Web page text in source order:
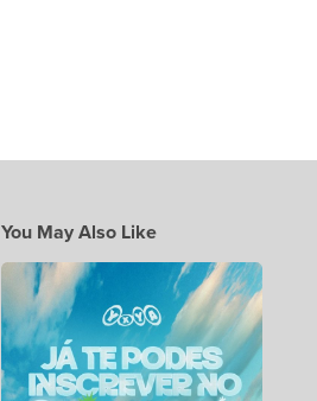
You May Also Like